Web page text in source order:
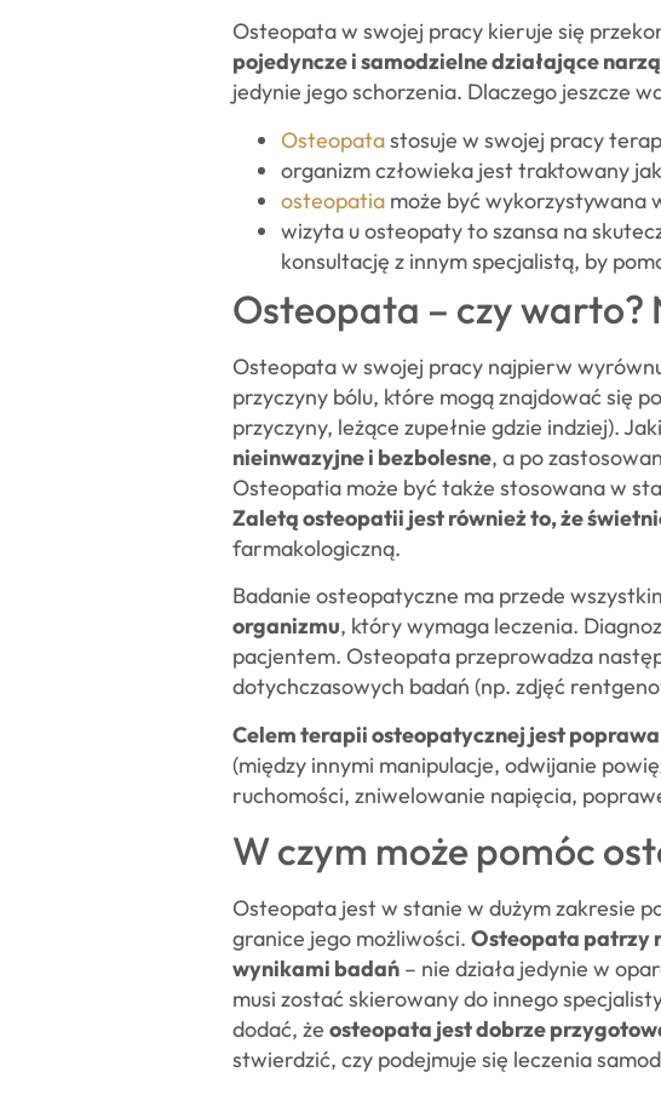
Osteopata w swojej pracy kieruje się
pojedyncze i samodzielne działające
jedynie jego schorzenia. Dlaczego jeszcze
Osteopatastosuje w swojej pracy
organizm człowieka jest traktowany
osteopatia może być wykorzystywana
wizyta u osteopaty to szansa na
konsultację z innym specjalistą, by
Osteopata – czy warto?
Osteopata w swojej pracy najpierw
przyczyny bólu, które mogą znajdować się
przyczyny, leżące zupełnie gdzie indziej).
nieinwazyjne i bezbolesne, a po
Osteopatia może być także stosowana w
Zaletą osteopatii jest również to, że
farmakologiczną.
Badanie osteopatyczne ma przede
organizmu, który wymaga leczenia.
pacjentem. Osteopata przeprowadza
dotychczasowych badań (np. zdjęć
Celem terapii osteopatycznej jest
(między innymi manipulacje, odwijanie
ruchomości, zniwelowanie napięcia,
W czym może pomóc
Osteopata jest w stanie w dużym zakresie
granice jego możliwości. Osteopata patrzy
wynikami badań – nie działa jedynie w
musi zostać skierowany do innego
dodać, że osteopata jest dobrze
stwierdzić, czy podejmuje się leczenia